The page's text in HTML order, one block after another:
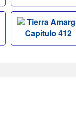
Tierra
Capítulo 412